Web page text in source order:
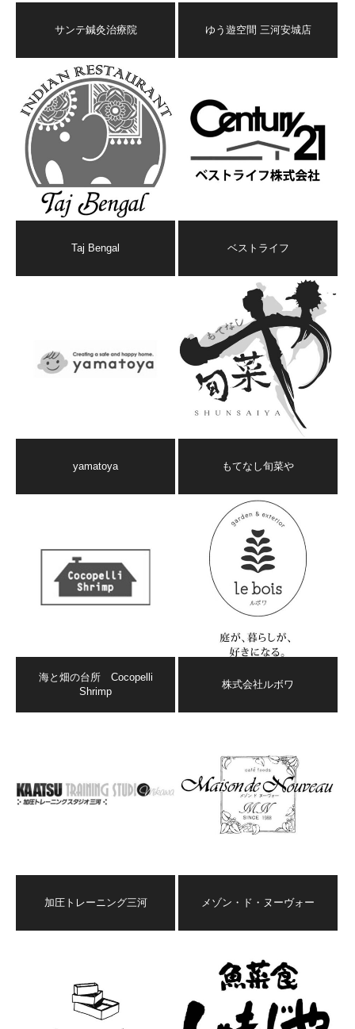
サンテ鍼灸治療院 ゆう遊空間 三河安城店
Taj Bengal ベストライフ
yamatoya もてなし旬菜や
海と畑の台所 Cocopelli
Shrimp
株式会社ルボワ
加圧トレーニング三河 メゾン・ド・ヌーヴォー